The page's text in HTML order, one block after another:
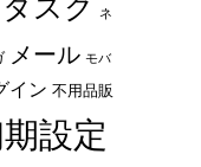
タスク ネ
メール モバ
イン 不用品販
設定